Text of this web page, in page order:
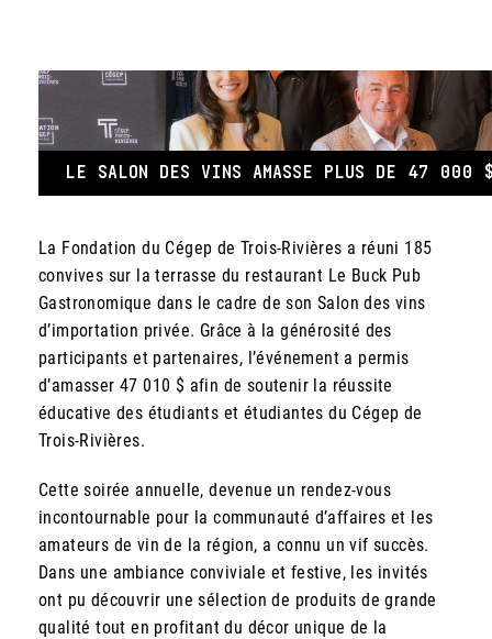
LE SALON DES VINS AMASSE PLUS DE 47 000
La Fondation du Cégep de Trois-Rivières a réuni 185
convives sur la terrasse du restaurant Le Buck Pub
Gastronomique dans le cadre de son Salon des vins
d’importation privée. Grâce à la générosité des
participants et partenaires, l’événement a permis
d’amasser 47 010 $ afin de soutenir la réussite
éducative des étudiants et étudiantes du Cégep de
Trois-Rivières.
Cette soirée annuelle, devenue un rendez-vous
incontournable pour la communauté d’affaires et les
amateurs de vin de la région, a connu un vif succès.
Dans une ambiance conviviale et festive, les invités
ont pu découvrir une sélection de produits de grande
qualité tout en profitant du décor unique de la